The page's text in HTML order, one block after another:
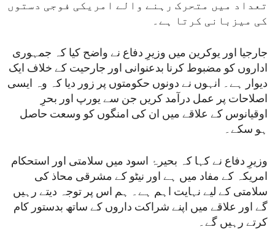
تعداد میں متحرک رہنے والے امریکی فوجی دستوں
کی میزبانی کرتا ہے۔
جارجیا اور یوکرین میں وزیرِ دفاع نے واضح کیا کہ جمہوری
اداروں کو مضبوط کرنا بدعنوانی اور جارحیت کے خلاف ایک
دیوار ہے۔ انہوں نے دونوں حکومتوں پر زور دیا کہ وہ ایسی
اصلاحات پر عمل درآمد کریں جن سے یورپ اور بحرِ
اوقیانوس کے علاقے میں ان کی امنگوں کو وسعت حاصل
ہو سکے۔
وزیرِ دفاع نے کہا کہ بحیرۂ اسود میں سلامتی اور استحکام
امریکہ کے مفاد میں ہے اور نیٹو کے مشرقی محاذ کی
سلامتی کے لیے نہایت اہم ہے۔ ہم اس پر توجہ دیتے رہیں
گے اور علاقے میں اپنے شراکت داروں کے ساتھ بدستور کام
کرتے رہیں گے۔